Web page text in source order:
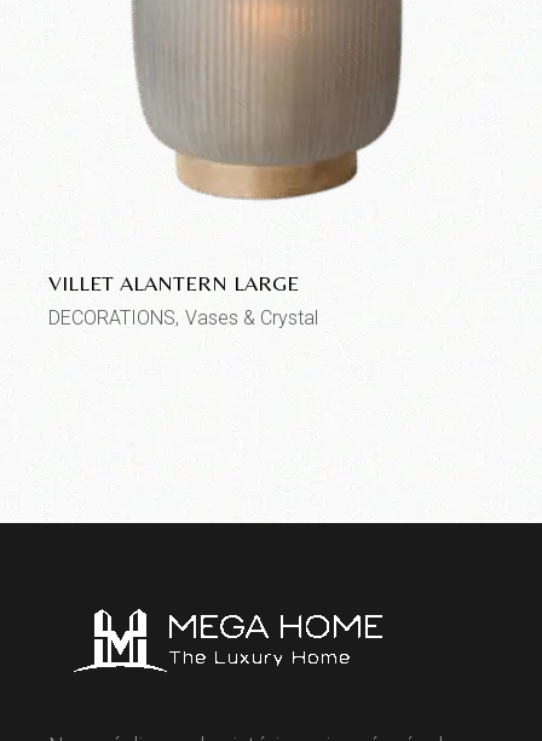
VILLET ALANTERN LARGE
DECORATIONS Vases & Crystal